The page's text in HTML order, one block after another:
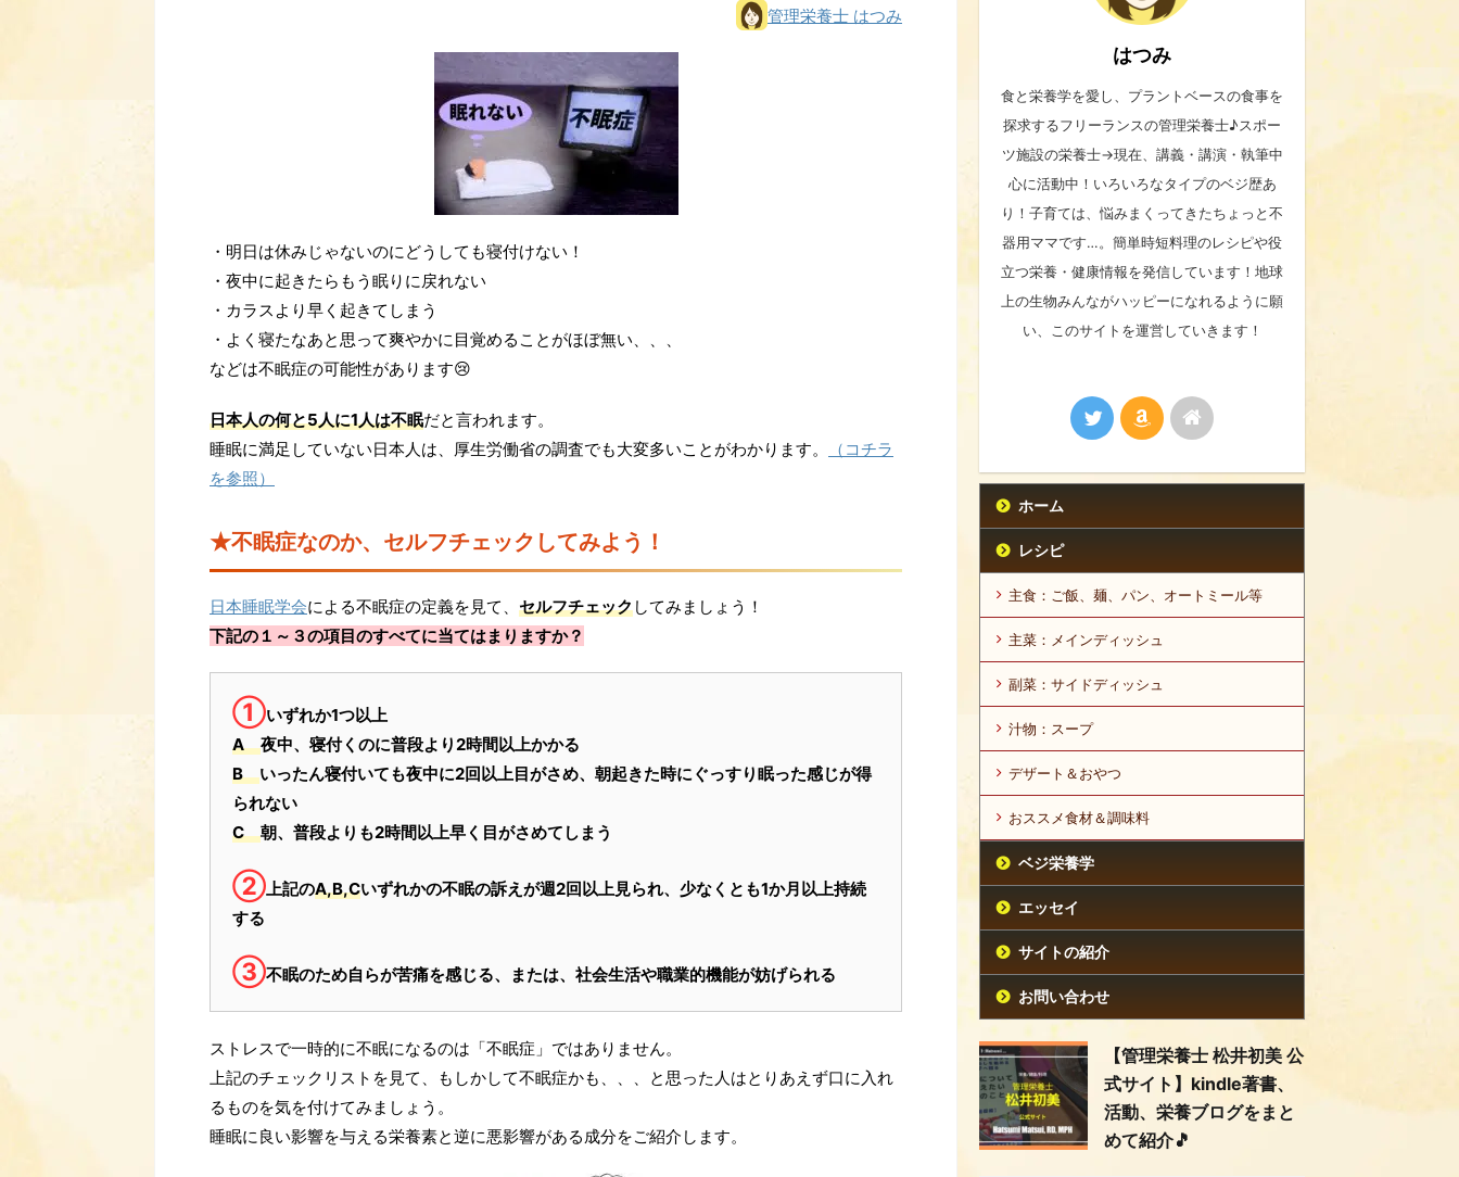
管理栄養士 はつみ
・明日は休みじゃないのにどうしても寝付けない！
・夜中に起きたらもう眠りに戻れない
・カラスより早く起きてしまう
・よく寝たなあと思って爽やかに目覚めることがほぼ無い、、、
などは不眠症の可能性があります😢
日本人の何と5人に1人は不眠だと言われます。
睡眠に満足していない日本人は、厚生労働省の調査でも大変多いことがわかります。
（コチラ
を参照）
★不眠症なのか、セルフチェックしてみよう！
日本睡眠学会による不眠症の定義を見て、 セルフチェックしてみましょう！
下記の１～３の項目のすべてに当てはまりますか？
①いずれか1つ以上
A
夜中、寝付くのに普段より2時間以上かかる
Bいったん寝付いても夜中に2回以上目がさめ、朝起きた時にぐっすり眠った感じが得
られない
C朝、普段よりも2時間以上早く目がさめてしまう
②上記のA,B,Cいずれかの不眠の訴えが週2回以上見られ、少なくとも1か月以上持続
する
③不眠のため自らが苦痛を感じる、または、社会生活や職業的機能が妨げられる
ストレスで一時的に不眠になるのは「不眠症」ではありません。
上記のチェックリストを見て、もしかして不眠症かも、、、と思った人はとりあえず口に入れ
るものを気を付けてみましょう。
睡眠に良い影響を与える栄養素と逆に悪影響がある成分をご紹介します。
はつみ
食と栄養学を愛し、プラントベースの食事を
探求するフリーランスの管理栄養士♪スポー
ツ施設の栄養士→現在、講義・講演・執筆中
心に活動中！いろいろなタイプのベジ歴あ
り！子育ては、悩みまくってきたちょっと不
器用ママです…。簡単時短料理のレシピや役
立つ栄養・健康情報を発信しています！地球
上の生物みんながハッピーになれるように願
い、このサイトを運営していきます！
ホーム
レシピ
主食：ご飯、麺、パン、オートミール等
主菜：メインディッシュ
副菜：サイドディッシュ
汁物：スープ
デザート＆おやつ
おススメ食材＆調味料
ベジ栄養学
エッセイ
サイトの紹介
お問い合わせ
【管理栄養士 松井初美 公
式サイト】kindle著書、
活動、栄養ブログをまと
めて紹介🎵